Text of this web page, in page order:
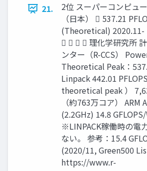
21.
2位 スーパーコンピュ
（日本）  537.21
(Theoretical) 2020.11-
    理化学研究所
ンター（R-CCS）
Theoretical Peak：
Linpack 442.01
theoretical peak ）
（約763万コア） ARM
(2.2GHz) 14.8
※LINPACK稼働時の電
ない。 参考：15.4
(2020/11, Green500
https://www.r-